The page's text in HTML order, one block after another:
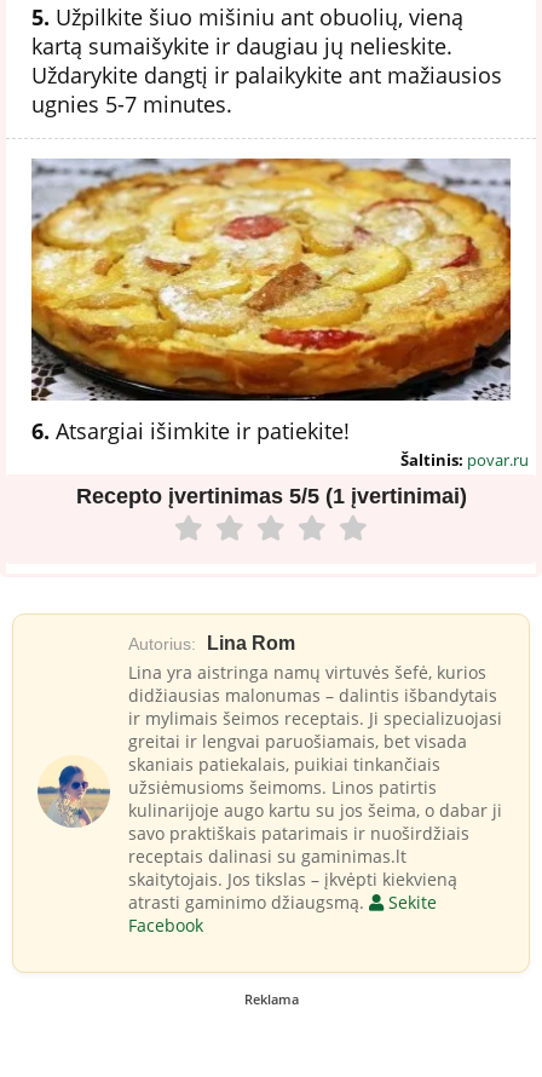
5. Užpilkite šiuo mišiniu ant obuolių, vieną
kartą sumaišykite ir daugiau jų nelieskite.
Uždarykite dangtį ir palaikykite ant mažiausios
ugnies 5-7 minutes.
6. Atsargiai išimkite ir patiekite!
Šaltinis: povar.ru
Recepto įvertinimas 5/5 (1 įvertinimai)
Autorius: Lina Rom
Lina yra aistringa namų virtuvės šefė, kurios
didžiausias malonumas – dalintis išbandytais
ir mylimais šeimos receptais. Ji specializuojasi
greitai ir lengvai paruošiamais, bet visada
skaniais patiekalais, puikiai tinkančiais
užsiėmusioms šeimoms. Linos patirtis
kulinarijoje augo kartu su jos šeima, o dabar ji
savo praktiškais patarimais ir nuoširdžiais
receptais dalinasi su gaminimas.lt
skaitytojais. Jos tikslas – įkvėpti kiekvieną
atrasti gaminimo džiaugsmą.
Sekite
Facebook
Reklama